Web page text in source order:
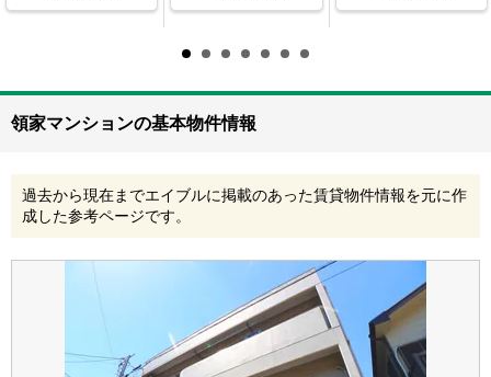
領家マンションの基本物件情報
過去から現在までエイブルに掲載のあった賃貸物件情報を元に作
成した参考ページです。